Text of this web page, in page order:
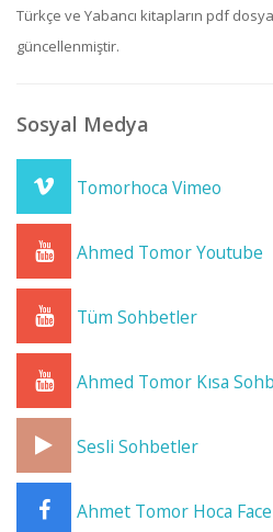
Türkçe ve Yabancı kitapların pdf
güncellenmiştir.
Sosyal Medya
Tomorhoca Vimeo
Ahmed Tomor Youtube
Tüm Sohbetler
Ahmed Tomor Kısa
Sesli Sohbetler
Ahmet Tomor Hoca